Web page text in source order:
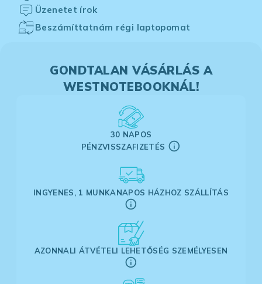
Üzenetet írok
Beszámíttatnám régi laptopomat
GONDTALAN VÁSÁRLÁS A
WESTNOTEBOOKNÁL!
30 NAPOS
PÉNZVISSZAFIZETÉS
INGYENES, 1 MUNKANAPOS HÁZHOZ SZÁLLÍTÁS
AZONNALI ÁTVÉTELI LEHETŐSÉG SZEMÉLYESEN